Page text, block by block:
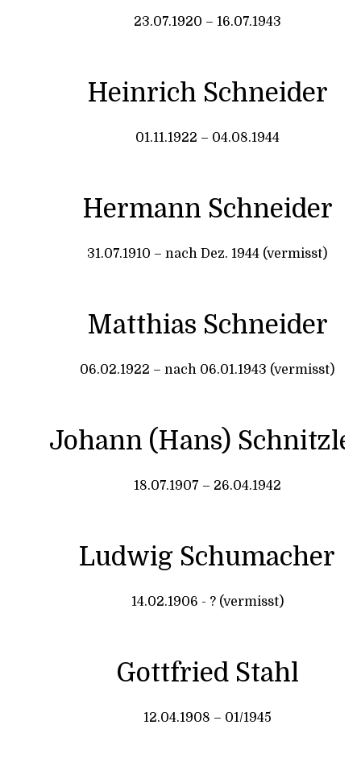
23.07.1920 – 16.07.1943
Heinrich Schneider
01.11.1922 – 04.08.1944
Hermann Schneider
31.07.1910 – nach Dez. 1944 (vermisst)
Matthias Schneider
06.02.1922 – nach 06.01.1943 (vermisst)
Johann (Hans)
18.07.1907 – 26.04.1942
Ludwig Schumacher
14.02.1906 - ? (vermisst)
Gottfried Stahl
12.04.1908 – 01/1945